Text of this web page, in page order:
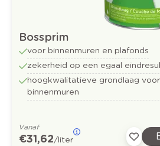
Bossprim
voor binnenmuren en plafonds
zekerheid op een egaal
hoogkwalitatieve grondlaag voor
binnenmuren
Vanaf
€ 31,62/liter